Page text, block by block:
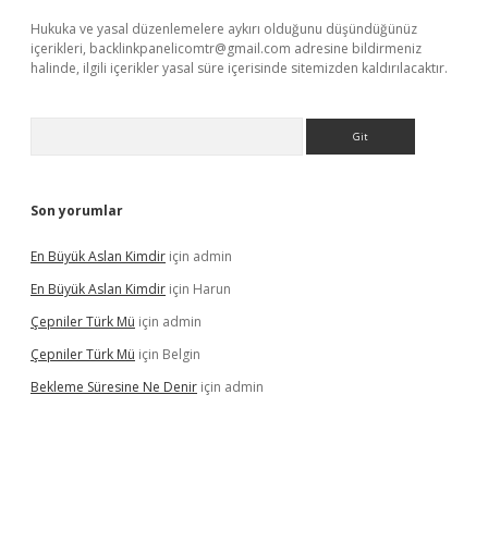
Hukuka ve yasal düzenlemelere aykırı olduğunu düşündüğünüz
içerikleri, backlinkpanelicomtr@gmail.com adresine bildirmeniz
halinde, ilgili içerikler yasal süre içerisinde sitemizden kaldırılacaktır.
Son yorumlar
En Büyük Aslan Kimdir için admin
En Büyük Aslan Kimdir için Harun
Çepniler Türk Mü için admin
Çepniler Türk Mü için Belgin
Bekleme Süresine Ne Denir için admin